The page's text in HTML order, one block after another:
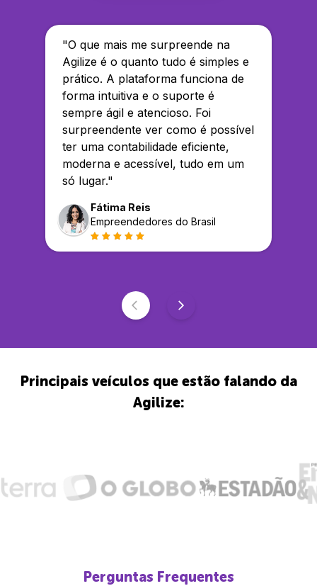
"O que mais me surpreende na
Agilize é o quanto tudo é simples e
prático. A plataforma funciona de
forma intuitiva e o suporte é
sempre ágil e atencioso. Foi
surpreendente ver como é possível
ter uma contabilidade eficiente,
moderna e acessível, tudo em um
só lugar."
Fátima Reis
Empreendedores do Brasil
Principais veículos que estão falando da
Agilize:
Perguntas Frequentes